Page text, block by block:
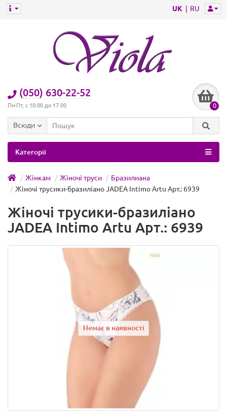
UK RU
(050) 630-22-52
Пн-Пт, с 10:00 до 17:00 0
Всюди
Категорії
Жінкам Жіночі труси
Бразилиана
Жіночі трусики-бразиліано JADEA Intimo Artu Арт.: 6939
Жіночі трусики-бразиліано
JADEA Intimo Artu Арт.: 6939
Немає в наявності